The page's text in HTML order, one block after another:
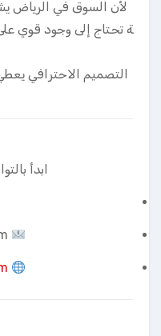
لأن السوق في الرياض
ة تحتاج إلى وجود قوي
التصميم الاحترافي
ابدأ